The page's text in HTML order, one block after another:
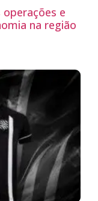
e
na região